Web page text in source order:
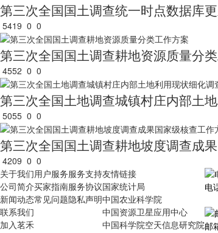
第三次全国国土调查统一时点数据库
5419 0 0
第三次全国国土调查耕地资源质量分
4552 0 0
第三次全国土地调查城镇村庄内部土
5055 0 0
第三次全国国土调查耕地坡度调查成
4209 0 0
关于我们
公司简介
新闻动态
联系我们
加入茗禾
用户服务
买家指南
常见问题
服务支持
服务协议
隐私声明
友情链接
国家统计局
中国农业科学院
中国资源卫星应用中心
中国科学院空天信息研究院
电
邮